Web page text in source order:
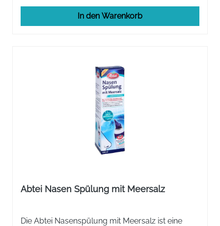
In den Warenkorb
Abtei Nasen Spülung mit Meersalz
Die Abtei Nasenspülung mit Meersalz ist eine